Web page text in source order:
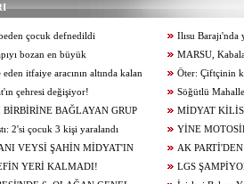
çocuk defnedildi
Ilısu Barajı'nda
geçti
bozan en büyük
MARSU,
Yeniliyor
itfaiye aracının altında kalan
Öter: Çiftçinin
alınmamalı
çehresi değişiyor!
Söğütlü
Ediyor
BAĞLAYAN GRUP
MİDYAT
2'si çocuk 3 kişi yaralandı
YİNE
ÇARPIŞTI: 1
VEYSİ ŞAHİN MİDYAT'IN
AK
YERİ KALMADI!
LGS